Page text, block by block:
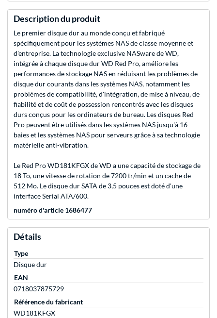
Description du produit
Le premier disque dur au monde conçu et fabriqué
spécifiquement pour les systèmes NAS de classe moyenne et
d'entreprise. La technologie exclusive NASware de WD,
intégrée à chaque disque dur WD Red Pro, améliore les
performances de stockage NAS en réduisant les problèmes de
disque dur courants dans les systèmes NAS, notamment les
problèmes de compatibilité, d'intégration, de mise à niveau, de
fiabilité et de coût de possession rencontrés avec les disques
durs conçus pour les ordinateurs de bureau. Les disques Red
Pro peuvent être utilisés dans les systèmes NAS jusqu'à 16
baies et les systèmes NAS pour serveurs grâce à sa technologie
matérielle anti-vibration.
Le Red Pro WD181KFGX de WD a une capacité de stockage de
18 To, une vitesse de rotation de 7200 tr/min et un cache de
512 Mo. Le disque dur SATA de 3,5 pouces est doté d'une
interface Serial ATA/600.
numéro d'article 1686477
Détails
Type
Disque dur
EAN
0718037875729
Référence du fabricant
WD181KFGX